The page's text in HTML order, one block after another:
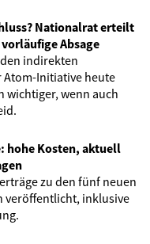
Nationalrat erteilt
Absage
indirekten
Atom-Initiative heute
wichtiger, wenn auch
hohe Kosten, aktuell
zu den fünf neuen
veröffentlicht, inklusive